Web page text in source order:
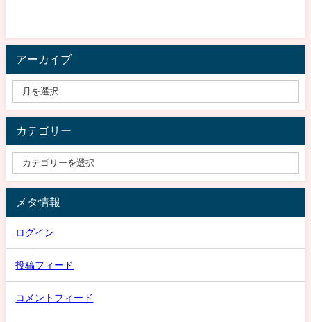
アーカイブ
カテゴリー
メタ情報
ログイン
投稿フィード
コメントフィード